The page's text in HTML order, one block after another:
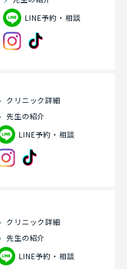
LINE予約・相談
クリニック詳細
先生の紹介
LINE予約・相談
クリニック詳細
先生の紹介
LINE予約・相談